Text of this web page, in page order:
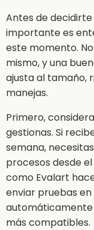
Antes de
importante es
este momento.
mismo, y una
ajusta al tamaño,
manejas.
Primero,
gestionas. Si
semana,
procesos desde
como Evalart
enviar pruebas
automáticamente
más compatibles.